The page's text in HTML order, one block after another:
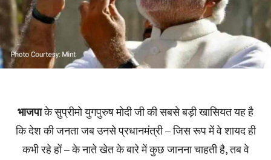
भाजपाके सुप्रीमो युगपुरुष मोदी जी की सबसे बड़ी खासियत यह है
कि देश की जनता जब उनसे प्रधानमंत्री – जिस रूप में वे शायद ही
कभी रहे हों – के नाते खेत के बारे में कुछ जानना चाहती है, तब वे